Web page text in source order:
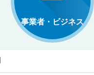
事業者・ビジネス